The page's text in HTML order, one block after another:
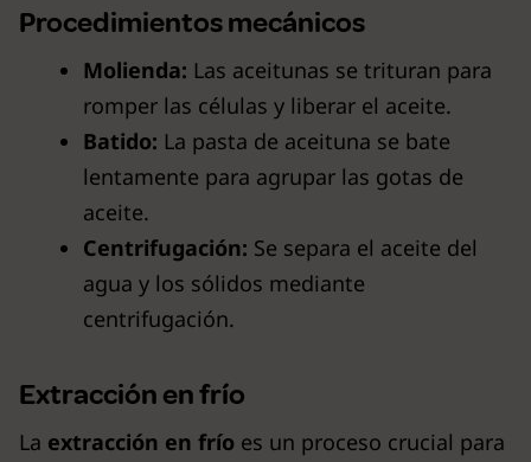
Procedimientos mecánicos
Molienda: Las aceitunas se trituran para
romper las células y liberar el aceite.
Batido: La pasta de aceituna se bate
lentamente para agrupar las gotas de
aceite.
Centrifugación: Se separa el aceite del
agua y los sólidos mediante
centrifugación.
Extracción en frío
La extracción en frío es un proceso crucial para